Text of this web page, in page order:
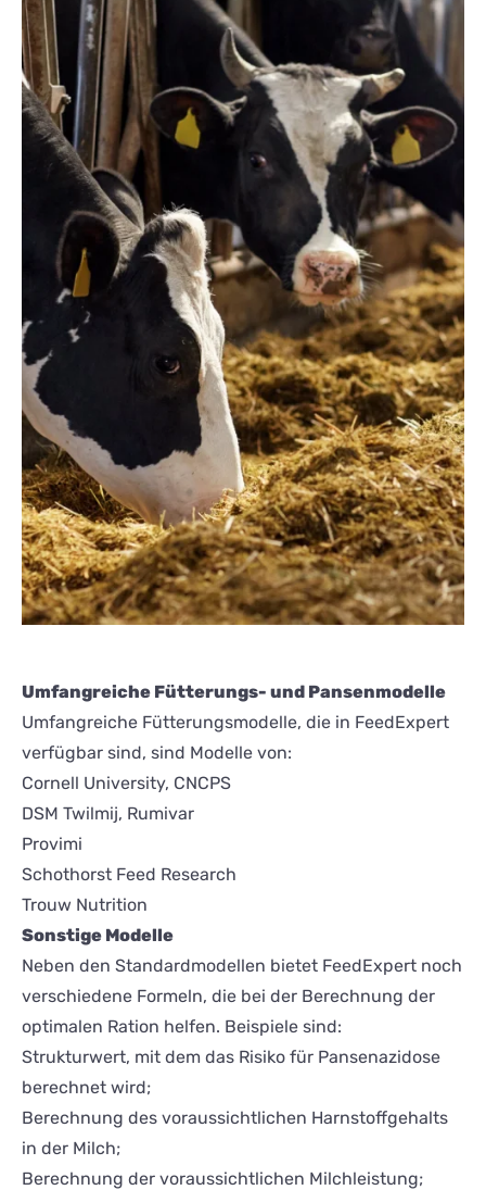
Umfangreiche Fütterungs- und Pansenmodelle
Umfangreiche Fütterungsmodelle, die in FeedExpert
verfügbar sind, sind Modelle von:
Cornell University, CNCPS
DSM Twilmij, Rumivar
Provimi
Schothorst Feed Research
Trouw Nutrition
Sonstige Modelle
Neben den Standardmodellen bietet FeedExpert noch
verschiedene Formeln, die bei der Berechnung der
optimalen Ration helfen. Beispiele sind:
Strukturwert, mit dem das Risiko für Pansenazidose
berechnet wird;
Berechnung des voraussichtlichen Harnstoffgehalts
in der Milch;
Berechnung der voraussichtlichen Milchleistung;